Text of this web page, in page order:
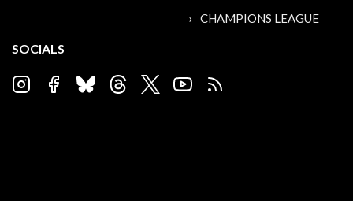
CHAMPIONS LEAGUE
SOCIALS